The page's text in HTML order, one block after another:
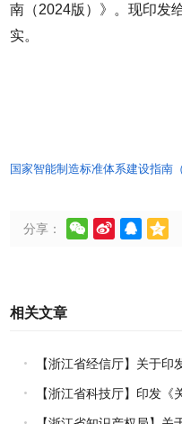
南（2024版）》。现印发
实。
国家智能制造标准体系建设指南
分享：    
相关文章
【浙江省经信厅】关于
能融合赋能行动方案》的通知
【浙江省科技厅】印发《
进口税收优惠政策的科研机